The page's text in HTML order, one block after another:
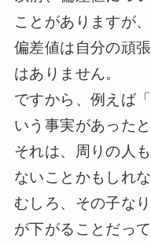
ことがありますが、
偏差値は自分の頑
はありません。
ですから、例えば
いう事実があったと
それは、周りの人
ないことかもしれな
むしろ、その子な
が下がることだっ